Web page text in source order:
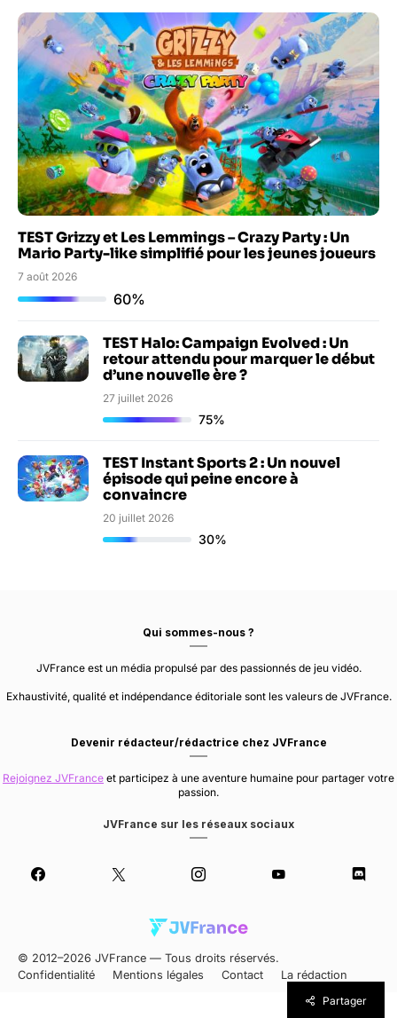
TEST Grizzy et Les Lemmings – Crazy Party : Un
Mario Party-like simplifié pour les jeunes joueurs
7 août 2026
60%
TEST Halo: Campaign Evolved : Un
retour attendu pour marquer le début
d’une nouvelle ère ?
27 juillet 2026
75%
TEST Instant Sports 2 : Un nouvel
épisode qui peine encore à
convaincre
20 juillet 2026
30%
Qui sommes-nous ?
JVFrance est un média propulsé par des passionnés de jeu vidéo.
Exhaustivité, qualité et indépendance éditoriale sont les valeurs de JVFrance.
Devenir rédacteur/rédactrice chez JVFrance
Rejoignez JVFrance et participez à une aventure humaine pour partager votre
passion.
JVFrance sur les réseaux sociaux
© 2012–2026 JVFrance — Tous droits réservés.
Confidentialité
Mentions légales Contact
La rédaction
Partager